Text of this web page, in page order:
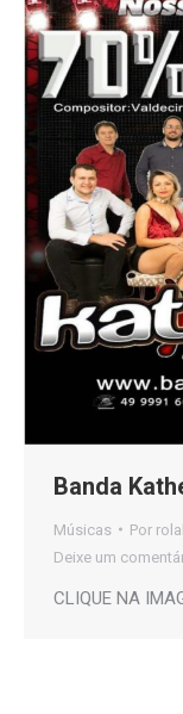
Banda
Músicas Por
Deixe um
CLIQUE NA